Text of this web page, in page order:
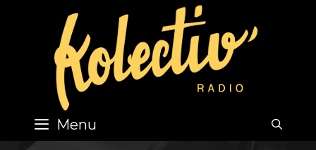
content
Menu